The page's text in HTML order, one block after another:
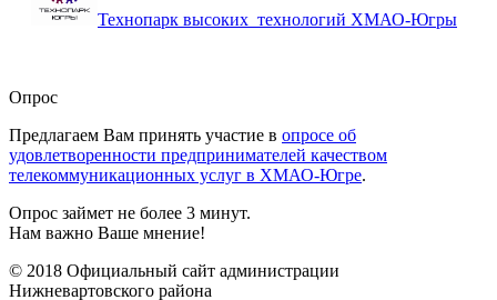
Технопарк высоких технологий ХМАО-Югры
Опрос
Предлагаем Вам принять участие в опросе об
удовлетворенности предпринимателей качеством
телекоммуникационных услуг в ХМАО-Югре.
Опрос займет не более 3 минут.
Нам важно Ваше мнение!
© 2018 Официальный сайт администрации
Нижневартовского района